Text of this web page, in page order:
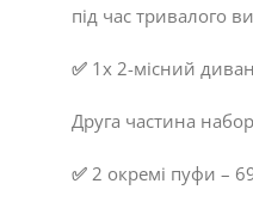
під час тривалого
✅ 1x 2-місний
Друга частина
✅ 2 окремі пуфи –